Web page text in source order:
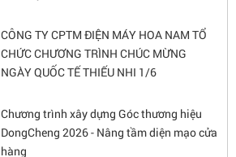
CÔNG TY CPTM ĐIỆN MÁY HOA NAM TỔ
CHỨC CHƯƠNG TRÌNH CHÚC MỪNG
NGÀY QUỐC TẾ THIẾU NHI 1/6
Chương trình xây dựng Góc thương hiệu
DongCheng 2026 - Nâng tầm diện mạo cửa
hàng